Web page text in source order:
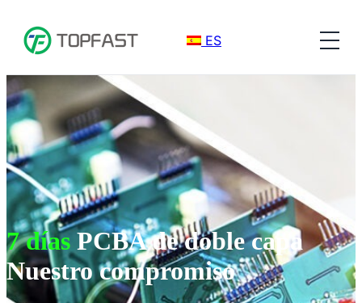
ES
7 díasPCBA de doble capa
Nuestro compromiso